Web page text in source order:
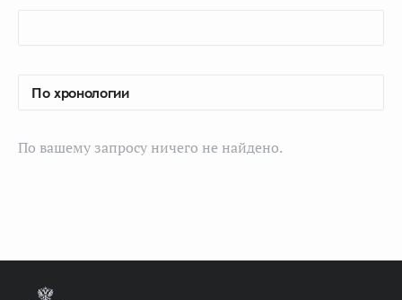
По вашему запросу ничего не найдено.